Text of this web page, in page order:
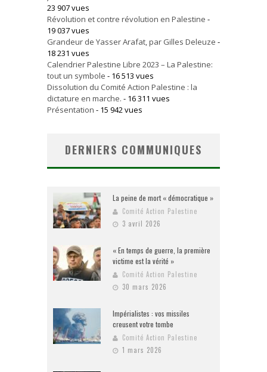
23 907 vues
Révolution et contre révolution en Palestine -
19 037 vues
Grandeur de Yasser Arafat, par Gilles Deleuze -
18 231 vues
Calendrier Palestine Libre 2023 – La Palestine:
tout un symbole - 16 513 vues
Dissolution du Comité Action Palestine : la
dictature en marche. - 16 311 vues
Présentation - 15 942 vues
DERNIERS COMMUNIQUES
La peine de mort « démocratique »
Comité Action Palestine
3 avril 2026
« En temps de guerre, la première
victime est la vérité »
Comité Action Palestine
30 mars 2026
Impérialistes : vos missiles
creusent votre tombe
Comité Action Palestine
1 mars 2026